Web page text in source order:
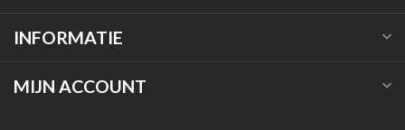
INFORMATIE
MIJN ACCOUNT